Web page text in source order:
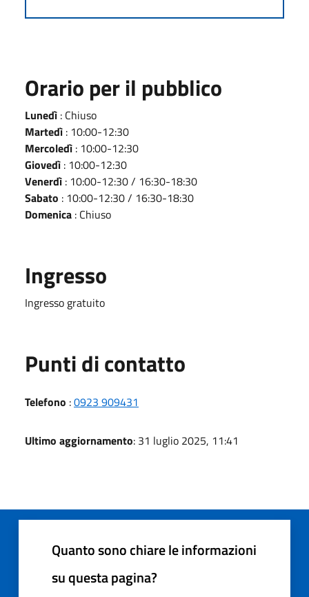
Orario per il pubblico
Lunedì : Chiuso
Martedì : 10:00-12:30
Mercoledì : 10:00-12:30
Giovedì : 10:00-12:30
Venerdì : 10:00-12:30 / 16:30-18:30
Sabato : 10:00-12:30 / 16:30-18:30
Domenica : Chiuso
Ingresso
Ingresso gratuito
Punti di contatto
Telefono :0923 909431
Ultimo aggiornamento: 31 luglio 2025, 11:41
Quanto sono chiare le informazioni
su questa pagina?